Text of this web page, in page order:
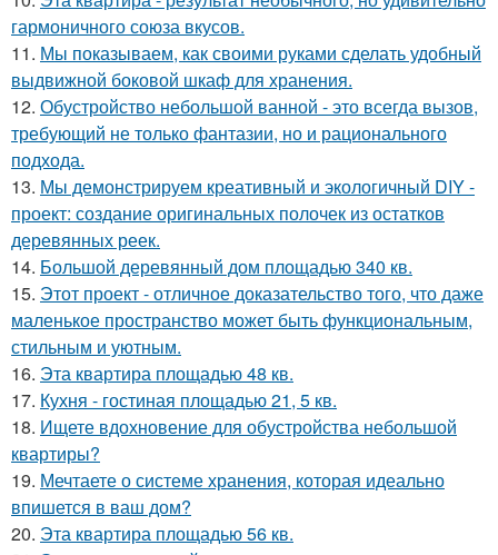
гармоничного союза вкусов.
11. Мы показываем, как своими руками сделать удобный
выдвижной боковой шкаф для хранения.
12. Обустройство небольшой ванной - это всегда вызов,
требующий не только фантазии, но и рационального
подхода.
13. Мы демонстрируем креативный и экологичный DIY -
проект: создание оригинальных полочек из остатков
деревянных реек.
14. Большой деревянный дом площадью 340 кв.
15. Этот проект - отличное доказательство того, что даже
маленькое пространство может быть функциональным,
стильным и уютным.
16. Эта квартира площадью 48 кв.
17. Кухня - гостиная площадью 21, 5 кв.
18. Ищете вдохновение для обустройства небольшой
квартиры?
19. Мечтаете о системе хранения, которая идеально
впишется в ваш дом?
20. Эта квартира площадью 56 кв.